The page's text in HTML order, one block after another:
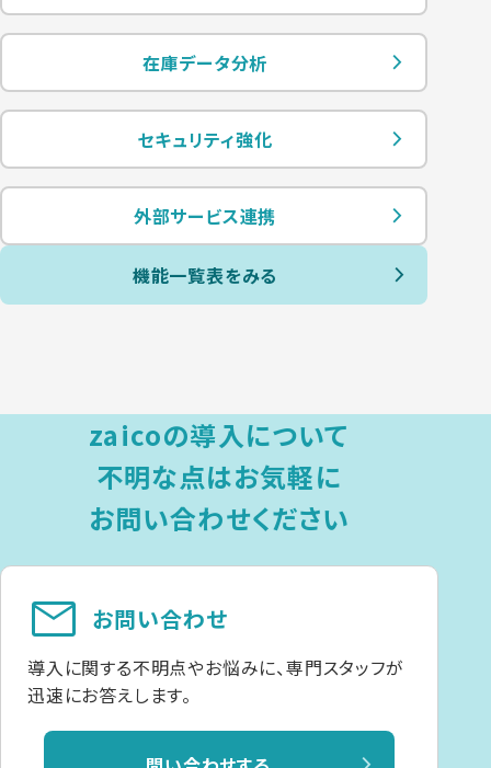
在庫データ分析
セキュリティ強化
外部サービス連携
機能一覧表をみる
zaicoの導入について
不明な点はお気軽に
お問い合わせください
お問い合わせ
mail
導入に関する不明点やお悩みに、専門スタッフが
迅速にお答えします。